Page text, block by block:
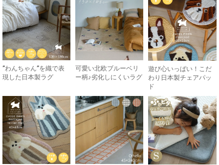
”わんちゃん”を織で表
現した日本製ラグ
可愛い北欧ブルーベリ
ー柄♪劣化しにくいラグ
遊び心いっぱい！こだ
わり日本製チェアパッ
ド